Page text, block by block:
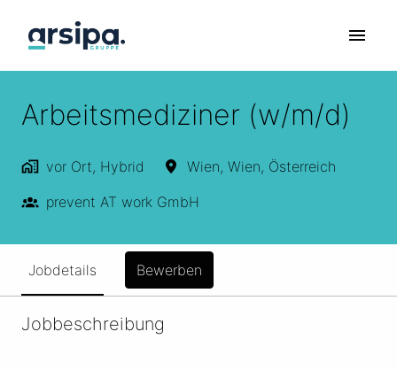
Inhalt
springenStartseite
Arbeitsmediziner (w/m/d)
vor Ort, Hybrid Wien, Wien, Österreich
prevent AT work GmbH
Jobdetails Bewerben
Jobbeschreibung